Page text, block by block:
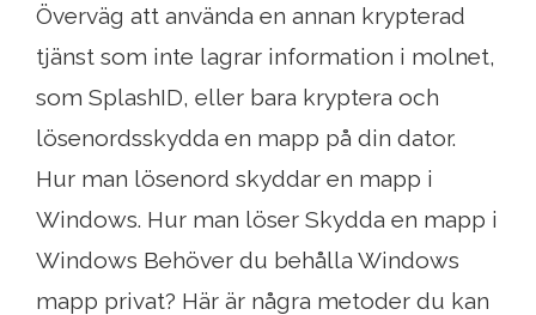
Överväg att använda en annan krypterad
tjänst som inte lagrar information i molnet,
som SplashID, eller bara kryptera och
lösenordsskydda en mapp på din dator.
Hur man lösenord skyddar en mapp i
Windows. Hur man löser Skydda en mapp i
Windows Behöver du behålla Windows
mapp privat? Här är några metoder du kan